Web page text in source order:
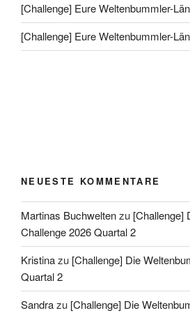
[Challenge] Eure Weltenbummler-
[Challenge] Eure Weltenbummler-
NEUESTE KOMMENTARE
Martinas Buchweltenzu [Challenge]
Challenge 2026 Quartal 2
Kristinazu [Challenge] Die
Quartal 2
Sandrazu [Challenge] Die